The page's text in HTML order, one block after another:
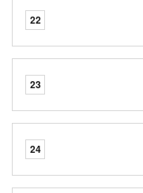
22
23
24